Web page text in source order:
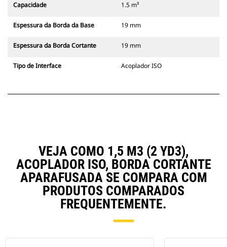
Capacidade 1.5 m³
Espessura da Borda da Base 19 mm
Espessura da Borda Cortante 19 mm
Tipo de Interface Acoplador ISO
VEJA COMO 1,5 M3 (2 YD3),
ACOPLADOR ISO, BORDA CORTANTE
APARAFUSADA SE COMPARA COM
PRODUTOS COMPARADOS
FREQUENTEMENTE.